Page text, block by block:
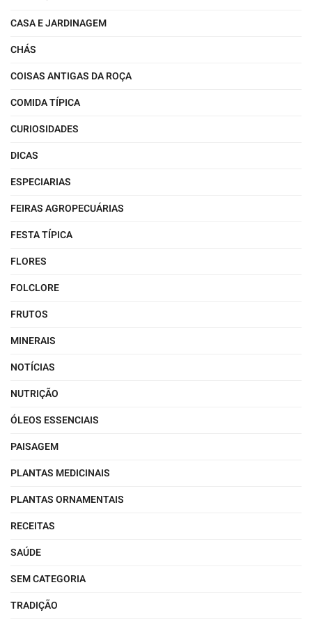
CASA E JARDINAGEM
CHÁS
COISAS ANTIGAS DA ROÇA
COMIDA TÍPICA
CURIOSIDADES
DICAS
ESPECIARIAS
FEIRAS AGROPECUÁRIAS
FESTA TÍPICA
FLORES
FOLCLORE
FRUTOS
MINERAIS
NOTÍCIAS
NUTRIÇÃO
ÓLEOS ESSENCIAIS
PAISAGEM
PLANTAS MEDICINAIS
PLANTAS ORNAMENTAIS
RECEITAS
SAÚDE
SEM CATEGORIA
TRADIÇÃO